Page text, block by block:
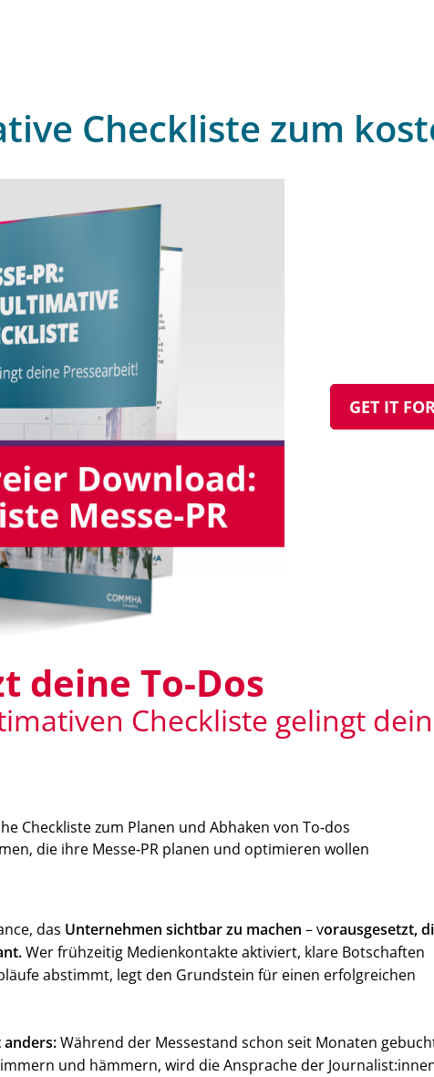
Checkliste zum
GET IT
deine To-Dos
Checkliste gelingt
Checkliste zum Planen und Abhaken von To-dos
die ihre Messe-PR planen und optimieren wollen
das Unternehmen sichtbar zu machen – vorausgesetzt,
Wer frühzeitig Medienkontakte aktiviert, klare Botschaften
abstimmt, legt den Grundstein für einen erfolgreichen
anders:Während der Messestand schon seit Monaten
und hämmern, wird die Ansprache der